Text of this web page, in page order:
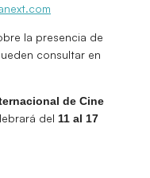
la presencia de
consultar en
de Cine
del 11 al 17